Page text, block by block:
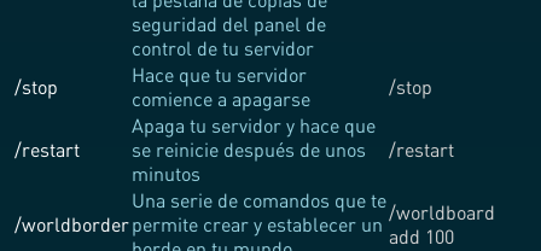
seguridad del panel de
control de tu servidor
/stop
Hace que tu servidor
comience a apagarse
/stop
/restart
Apaga tu servidor y hace que
se reinicie después de unos
minutos
/restart
/worldborder
Una serie de comandos que te
permite crear y establecer un /worldboard
add 100